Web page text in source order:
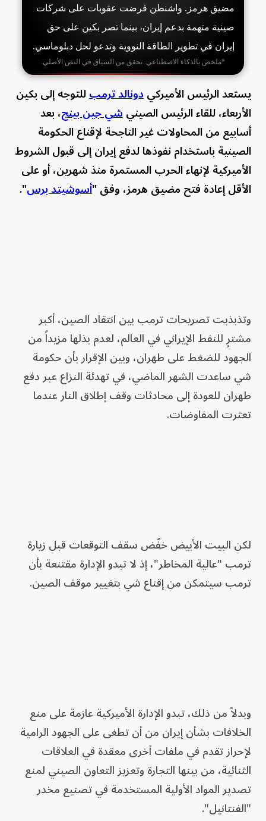
مضيق هرمز. واشنطن فرضت عقوبات على شركات
صينية متهمة بدعم إيران، بينما تصر بكين على حق
إيران في تطوير الطاقة النووية وتدعو لحل دبلوماسي.
*ملخص بالذكاء الاصطناعي. تحقق من السياق في النص الأصلي.
يستعد الرئيس الأميركيدونالد ترمبللتوجه إلى بكين
الأربعاء، للقاء الرئيس الصينيشي جين بينج، بعد
أسابيع من المحاولات غير الناجحة لإقناع الحكومة
الصينية باستخدام نفوذها لدفع إيران إلى قبول الشروط
الأميركية لإنهاء الحرب المستمرة منذ شهرين، أو على
الأقل إعادة فتح مضيق هرمز، وفق "أسوشيتد برس".
وتذبذبت تصريحات ترمب بين انتقاد الصين، أكبر
مشترٍ للنفط الإيراني في العالم، لعدم بذلها مزيداً من
الجهود للضغط على طهران، وبين الإقرار بأن حكومة
شي ساعدت الشهر الماضي، في تهدئة النزاع عبر دفع
طهران للعودة إلى محادثات وقف إطلاق النار عندما
تعثرت المفاوضات.
لكن البيت الأبيض خفّض سقف التوقعات قبل زيارة
ترمب "عالية المخاطر"، إذ لا تبدو الإدارة مقتنعة بأن
ترمب سيتمكن من إقناع شي بتغيير موقف الصين.
وبدلاً من ذلك، تبدو الإدارة الأميركية عازمة على منع
الخلافات بشأن إيران من أن تطغى على الجهود الرامية
لإحراز تقدم في ملفات أخرى معقدة في العلاقات
الثنائية، من بينها التجارة وتعزيز التعاون الصيني لمنع
تصدير المواد الأولية المستخدمة في تصنيع مخدر
"الفنتانيل".